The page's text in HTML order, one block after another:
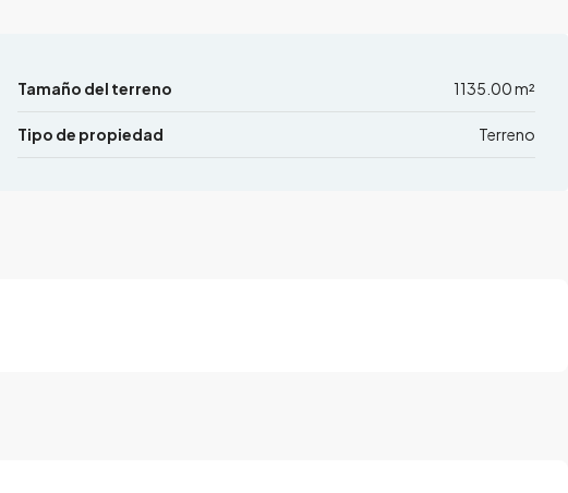
Tamaño del terreno 1135.00 m²
Tipo de propiedad Terreno